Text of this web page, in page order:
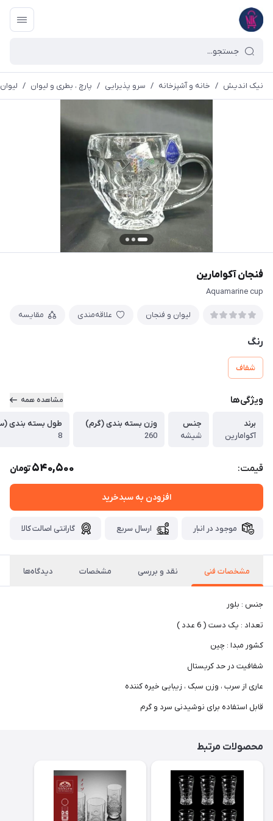
نیک اندیش / خانه و آشپزخانه / سرو پذیرایی / پارچ ، بطری و لیوان /
فنجان آکوامارین
Aquamarine cup
لیوان و فنجان علاقه‌مندی مقایسه
رنگ
شفاف
ویژگی‌ها مشاهده همه
برند
آکوامارین
جنس
شیشه
وزن بسته بندی (گرم)
260
طول بسته بندی
8
قیمت: 540,500تومان
افزودن به سبدخرید
موجود در انبار ارسال سریع گارانتی اصالت کالا
مشخصات فنی نقد و بررسی مشخصات دیدگاه‌ها
جنس : بلور
تعداد : یک دست ( 6 عدد )
کشور مبدا : چین
شفافیت در حد کریستال
عاری از سرب ، وزن سبک ، زیبایی خیره کننده
قابل استفاده برای نوشیدنی سرد و گرم
محصولات مرتبط